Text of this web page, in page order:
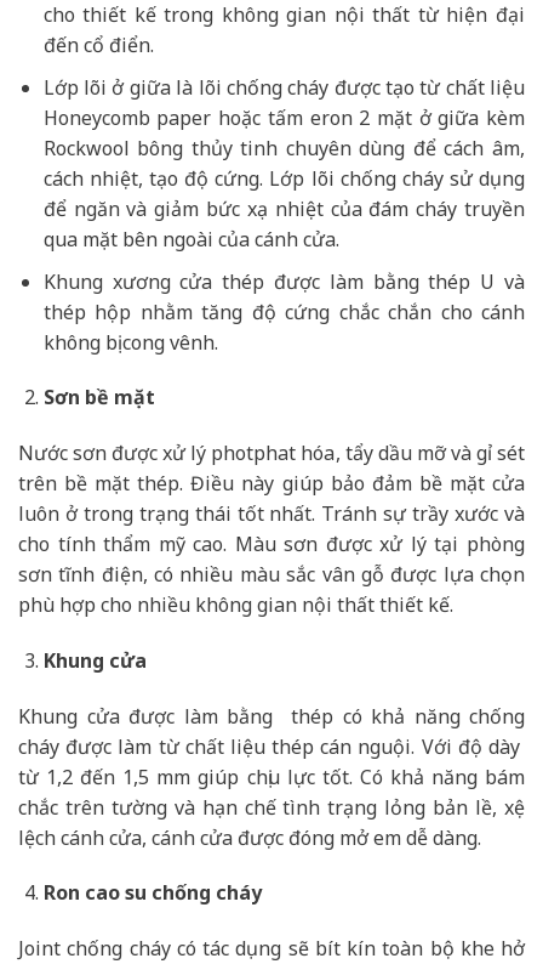
cho thiết kế trong không gian nội thất từ hiện đại
đến cổ điển.
Lớp lõi ở giữa là lõi chống cháy được tạo từ chất liệu
Honeycomb paper hoặc tấm eron 2 mặt ở giữa kèm
Rockwool bông thủy tinh chuyên dùng để cách âm,
cách nhiệt, tạo độ cứng. Lớp lõi chống cháy sử dụng
để ngăn và giảm bức xạ nhiệt của đám cháy truyền
qua mặt bên ngoài của cánh cửa.
Khung xương cửa thép được làm bằng thép U và
thép hộp nhằm tăng độ cứng chắc chắn cho cánh
không bị cong vênh.
Sơn bề mặt
Nước sơn được xử lý photphat hóa, tẩy dầu mỡ và gỉ sét
trên bề mặt thép. Điều này giúp bảo đảm bề mặt cửa
luôn ở trong trạng thái tốt nhất. Tránh sự trầy xước và
cho tính thẩm mỹ cao. Màu sơn được xử lý tại phòng
sơn tĩnh điện, có nhiều màu sắc vân gỗ được lựa chọn
phù hợp cho nhiều không gian nội thất thiết kế.
Khung cửa
Khung cửa được làm bằng thép có khả năng chống
cháy được làm từ chất liệu thép cán nguội. Với độ dày
từ 1,2 đến 1,5 mm giúp chịu lực tốt. Có khả năng bám
chắc trên tường và hạn chế tình trạng lỏng bản lề, xệ
lệch cánh cửa, cánh cửa được đóng mở em dễ dàng.
Ron cao su chống cháy
Joint chống cháy có tác dụng sẽ bít kín toàn bộ khe hở